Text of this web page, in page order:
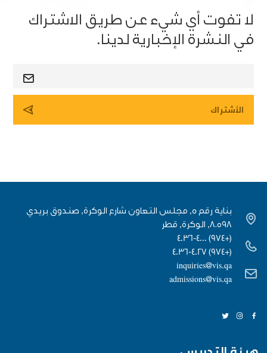
لا تفوت أي شيء عن طريق الاشتراك
في النشرة الإخبارية لدينا.
بناية رقم 5, مجلس التعاون شارع الوكرة, صندوق بريدي
٨٠٥٩٨, الوكرة, قطر
(+974) 4036-4000
(+974) 4036-4027
inquiries@vis.qa
admissions@vis.qa